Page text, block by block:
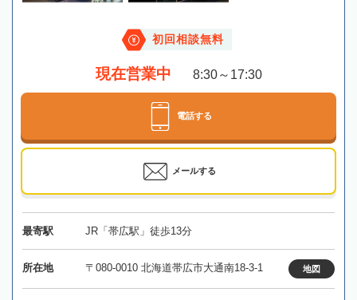
初回相談無料
現在営業中 8:30～17:30
電話する
メールする
最寄駅 JR「帯広駅」徒歩13分
所在地 〒080-0010 北海道帯広市大通南18-3-1 地図